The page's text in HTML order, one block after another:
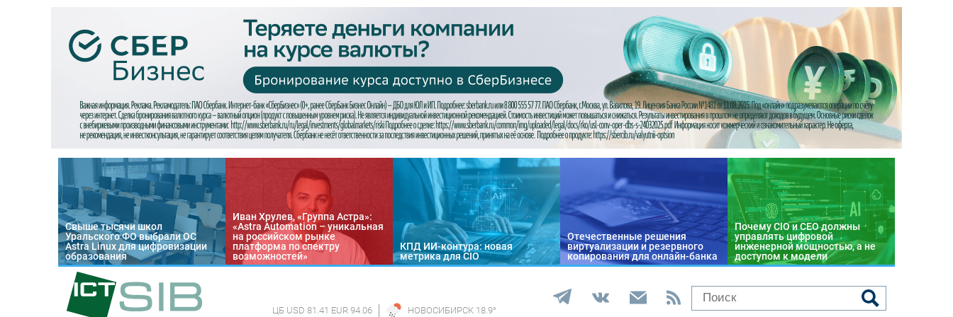
Свыше тысячи школ
Уральского ФО выбрали ОС
Astra Linux для цифровизации
образования
Иван Хрулев, «Группа Астра»:
«Astra Automation – уникальная
на российском рынке
платформа по спектру
возможностей»
КПД ИИ-контура: новая
метрика для CIO
Отечественные решения
виртуализации и резервного
копирования для онлайн-банка
Почему CIO и CEO должны
управлять цифровой
инженерной мощностью, а не
доступом к модели
ЦБ USD 81.41 EUR 94.06 НОВОСИБИРСК 18.9°